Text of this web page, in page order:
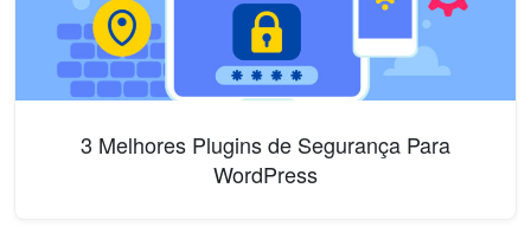
3 Melhores Plugins de Segurança Para
WordPress